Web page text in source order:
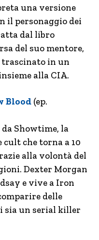
una versione
il personaggio dei
dal libro
del suo mentore,
trascinato in un
alla CIA.
Blood (ep.
Showtime, la
che torna a 10
alla volontà del
Dexter Morgan
e vive a Iron
delle
sia un serial killer